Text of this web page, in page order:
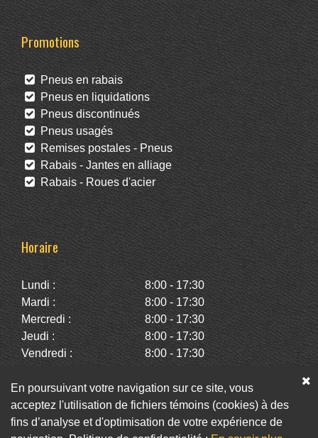
Promotions
Pneus en rabais
Pneus en liquidations
Pneus discontinués
Pneus usagés
Remises postales - Pneus
Rabais - Jantes en alliage
Rabais - Roues d'acier
Horaire
Lundi :
8:00 - 17:30
Mardi :
8:00 - 17:30
Mercredi :
8:00 - 17:30
Jeudi :
8:00 - 17:30
Vendredi :
8:00 - 17:30
Dimanche :
Fermé
Facebook Twitter Infolettre
En poursuivant votre navigation sur ce site, vous
acceptez l'utilisation de fichiers témoins (cookies) à des
fins d’analyse et d'optimisation de votre expérience de